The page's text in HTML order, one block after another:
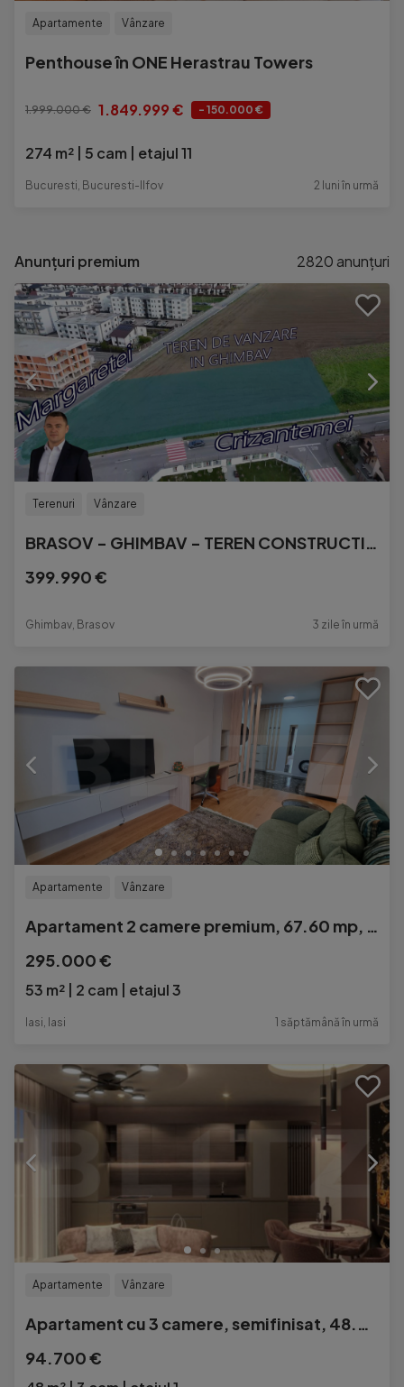
Apartamente Vânzare
Penthouse în ONE Herastrau Towers
1.999.000 € 1.849.999 € - 150.000 €
274 m² 5 cam etajul 11
Bucuresti, Bucuresti-Ilfov 2 luni în urmă
Anunțuri premium 2820 anunțuri
Terenuri Vânzare
BRASOV - GHIMBAV - TEREN CONSTRUCTII 3146 MP
399.990 €
Ghimbav, Brasov 3 zile în urmă
Apartamente Vânzare
Apartament 2 camere premium, 67.60 mp, complex Tatami Seven-
295.000 €
53 m² 2 cam etajul 3
Iasi, Iasi 1 săptămână în urmă
Apartamente Vânzare
Apartament cu 3 camere, semifinisat, 48.45 mp, zona Primarie
94.700 €